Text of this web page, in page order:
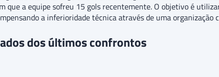
que a equipe sofreu 15 gols recentemente. O objetivo é
a inferioridade técnica através de uma
dos últimos confrontos